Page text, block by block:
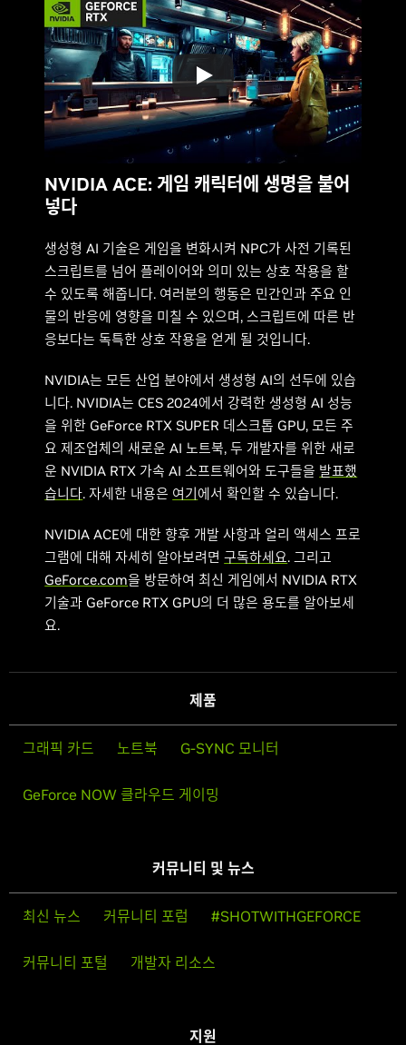
NVIDIA ACE: 게임 캐릭터에 생명을 불어
넣다
생성형 AI 기술은 게임을 변화시켜 NPC가 사전 기록된
스크립트를 넘어 플레이어와 의미 있는 상호 작용을 할
수 있도록 해줍니다. 여러분의 행동은 민간인과 주요 인
물의 반응에 영향을 미칠 수 있으며, 스크립트에 따른 반
응보다는 독특한 상호 작용을 얻게 될 것입니다.
NVIDIA는 모든 산업 분야에서 생성형 AI의 선두에 있습
니다. NVIDIA는 CES 2024에서 강력한 생성형 AI 성능
을 위한 GeForce RTX SUPER 데스크톱 GPU, 모든 주
요 제조업체의 새로운 AI 노트북, 두 개발자를 위한 새로
운 NVIDIA RTX 가속 AI 소프트웨어와 도구들을 발표했
습니다. 자세한 내용은 여기 에서 확인할 수 있습니다.
NVIDIA ACE에 대한 향후 개발 사항과 얼리 액세스 프로
그램에 대해 자세히 알아보려면구독하세요. 그리고
GeForce.com을 방문하여 최신 게임에서 NVIDIA RTX
기술과 GeForce RTX GPU의 더 많은 용도를 알아보세
요.
제품
그래픽 카드 노트북 G-SYNC 모니터
GeForce NOW 클라우드 게이밍
커뮤니티 및 뉴스
최신 뉴스 커뮤니티 포럼 #SHOTWITHGEFORCE
커뮤니티 포털 개발자 리소스
지원